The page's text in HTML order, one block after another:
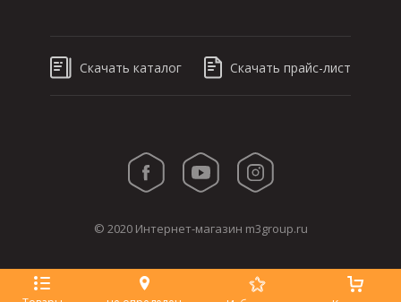
Скачать каталог Скачать прайс-лист
© 2020 Интернет-магазин m3group.ru